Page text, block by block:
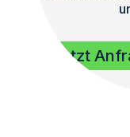
Jetzt